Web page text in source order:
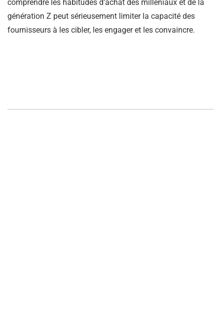
comprendre les habitudes d’achat des milléniaux et de la
génération Z peut sérieusement limiter la capacité des
fournisseurs à les cibler, les engager et les convaincre.